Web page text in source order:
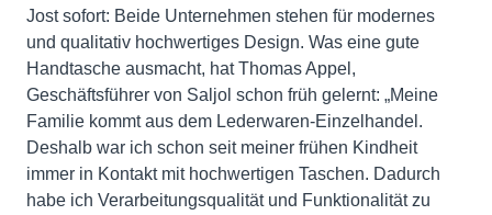
Jost sofort: Beide Unternehmen stehen für modernes
und qualitativ hochwertiges Design. Was eine gute
Handtasche ausmacht, hat Thomas Appel,
Geschäftsführer von Saljol schon früh gelernt: „Meine
Familie kommt aus dem Lederwaren-Einzelhandel.
Deshalb war ich schon seit meiner frühen Kindheit
immer in Kontakt mit hochwertigen Taschen. Dadurch
habe ich Verarbeitungsqualität und Funktionalität zu